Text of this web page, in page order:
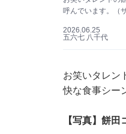
呼んでいます。（
2026.06.25
五六七 八千代
お笑いタレン
快な食事シー
【写真】餅